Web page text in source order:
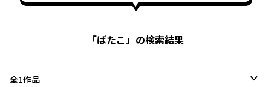
「ばたこ」の検索結果
全1作品